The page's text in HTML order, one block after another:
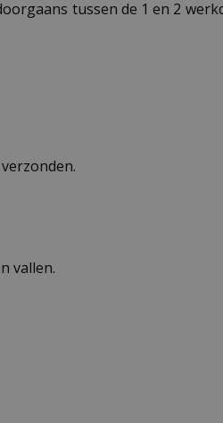
tussen de 1 en 2
vallen.